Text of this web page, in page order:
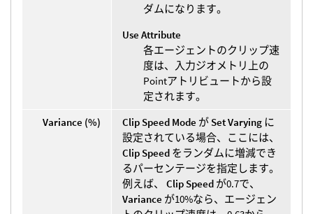
ダムになります。
Use Attribute
各エージェントのクリップ速
度は、入力ジオメトリ上の
Pointアトリビュートから設
定されます。
Variance (%)
Clip Speed Mode が Set Varying に
設定されている場合、ここには、
Clip Speed をランダムに増減でき
るパーセンテージを指定します。
例えば、 Clip Speed が0.7で、
Variance が10%なら、エージェン